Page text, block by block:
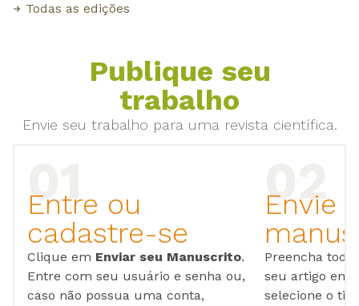
Todas as edições
Publique seu
trabalho
Envie seu trabalho para uma revista científica.
Entre ou
cadastre-se
Clique em Enviar seu Manuscrito.
Entre com seu usuário e senha ou,
caso não possua uma conta,
Envie
Preencha
seu artigo em
selecione o